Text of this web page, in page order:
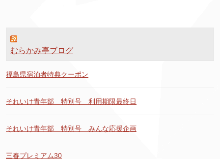
むらかみ亭ブログ
福島県宿泊者特典クーポン
それいけ青年部 特別号 利用期限最終日
それいけ青年部 特別号 みんな応援企画
三春プレミアム30